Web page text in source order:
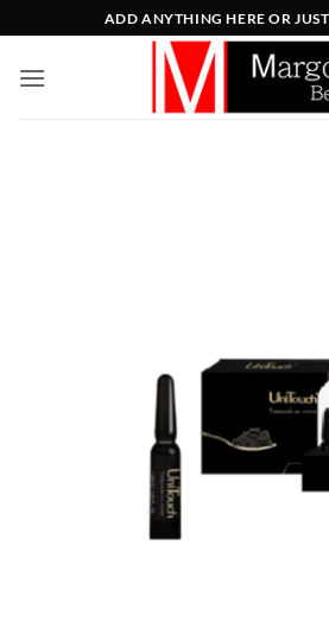
στο
περιεχόμενο
ADD ANYTHING HERE OR